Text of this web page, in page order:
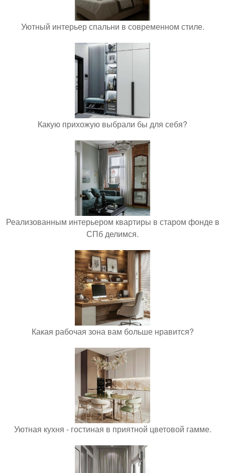
Уютный интерьер спальни в современном стиле.
Какую прихожую выбрали бы для себя?
Реализованным интерьером квартиры в старом фонде в
СПб делимся.
Какая рабочая зона вам больше нравится?
Уютная кухня - гостиная в приятной цветовой гамме.